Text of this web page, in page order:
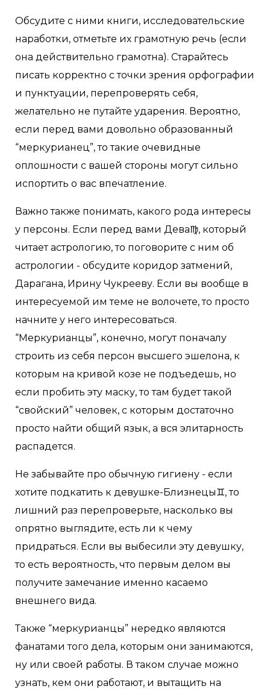
Обсудите с ними книги, исследовательские
наработки, отметьте их грамотную речь (если
она действительно грамотна). Старайтесь
писать корректно с точки зрения орфографии
и пунктуации, перепроверять себя,
желательно не путайте ударения. Вероятно,
если перед вами довольно образованный
“меркурианец”, то такие очевидные
оплошности с вашей стороны могут сильно
испортить о вас впечатление.
Важно также понимать, какого рода интересы
у персоны. Если перед вами Дева♍, который
читает астрологию, то поговорите с ним об
астрологии - обсудите коридор затмений,
Дарагана, Ирину Чукрееву. Если вы вообще в
интересуемой им теме не волочете, то просто
начните у него интересоваться.
“Меркурианцы”, конечно, могут поначалу
строить из себя персон высшего эшелона, к
которым на кривой козе не подъедешь, но
если пробить эту маску, то там будет такой
“свойский” человек, с которым достаточно
просто найти общий язык, а вся элитарность
распадется.
Не забывайте про обычную гигиену - если
хотите подкатить к девушке-Близнецы♊, то
лишний раз перепроверьте, насколько вы
опрятно выглядите, есть ли к чему
придраться. Если вы выбесили эту девушку,
то есть вероятность, что первым делом вы
получите замечание именно касаемо
внешнего вида.
Также “меркурианцы” нередко являются
фанатами того дела, которым они занимаются,
ну или своей работы. В таком случае можно
узнать, кем они работают, и вытащить на